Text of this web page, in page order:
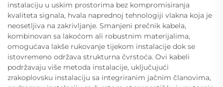
instalaciju u uskim prostorima bez kompromisiranja
kvaliteta signala, hvala naprednoj tehnologiji vlakna koja je
neosetljiva na zakrivljanje. Smanjeni prečnik kabela,
kombinovan sa lakoćom ali robustnim materijalima,
omogućava lakše rukovanje tijekom instalacije dok se
istovremeno održava strukturna čvrstoća. Ovi kabeli
podržavaju više metoda instalacije, uključujući
zrakoplovsku instalaciju sa integriranim jačnim članovima,